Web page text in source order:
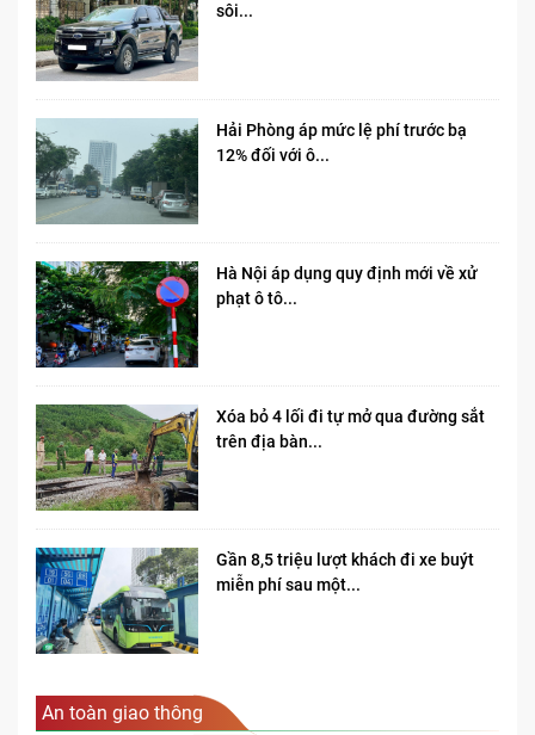
sôi...
Hải Phòng áp mức lệ phí trước bạ
12% đối với ô...
Hà Nội áp dụng quy định mới về xử
phạt ô tô...
Xóa bỏ 4 lối đi tự mở qua đường sắt
trên địa bàn...
Gần 8,5 triệu lượt khách đi xe buýt
miễn phí sau một...
An toàn giao thông